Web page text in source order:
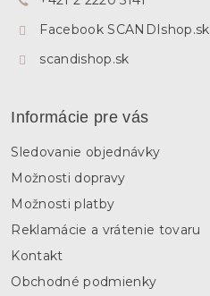
Facebook SCANDIshop.sk
scandishop.sk
Informácie pre vás
Sledovanie objednávky
Možnosti dopravy
Možnosti platby
Reklamácie a vrátenie tovaru
Kontakt
Obchodné podmienky